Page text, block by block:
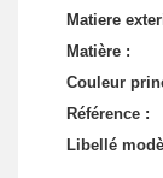
Matiere
Matière :
Couleur
Référence :
Libellé